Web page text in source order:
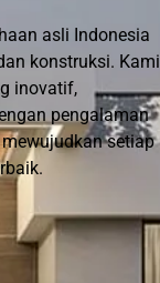
asli Indonesia
konstruksi. Kami
inovatif,
pengalaman
setiap